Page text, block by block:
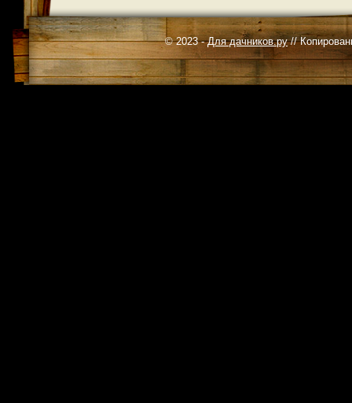
© 2023 -Для дачников.ру//